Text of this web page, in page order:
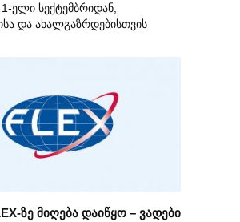
ელი სექტემბრიდან,
და ახალგაზრდებისთვის
ზე მიღება დაიწყო – ვადები